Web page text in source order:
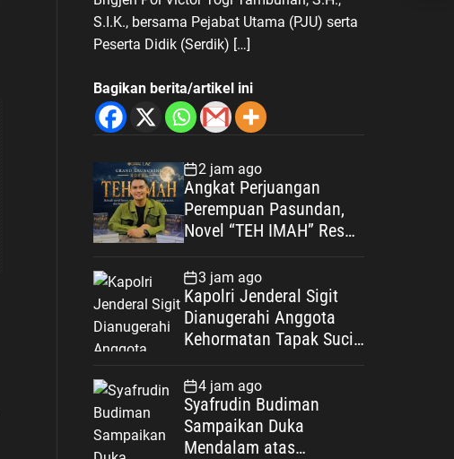
S.I.K., bersama Pejabat Utama (PJU) serta
Peserta Didik (Serdik) […]
Bagikan berita/artikel ini
2 jam ago
Angkat Perjuangan
Perempuan Pasundan,
Novel “TEH IMAH” Resmi
Diharapkan Tembus
Layar Lebar
3 jam ago
Kapolri Jenderal Sigit
Dianugerahi Anggota
Kehormatan Tapak Suci,
Polri–Muhammadiyah
4 jam ago
Syafrudin Budiman
Sampaikan Duka
Mendalam atas